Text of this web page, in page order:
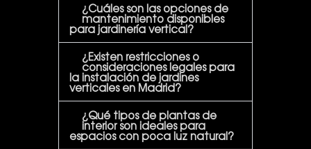
¿Cuáles son las opciones de
mantenimiento disponibles
para jardinería vertical?
¿Existen restricciones o
consideraciones legales para
la instalación de jardines
verticales en Madrid?
¿Qué tipos de plantas de
interior son ideales para
espacios con poca luz natural?